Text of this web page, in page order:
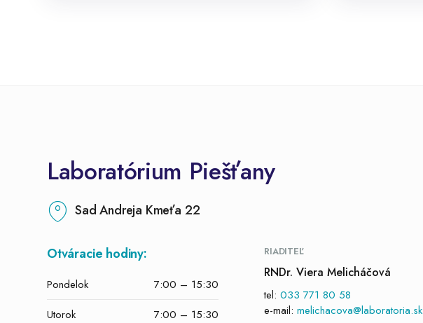
Laboratórium Piešťany
Sad Andreja Kmeťa 22
Otváracie hodiny:
Pondelok
7:00 – 15:30
Utorok
7:00 – 15:30
RIADITEĽ
RNDr. Viera Melicháčová
tel: 033 771 80 58
e-mail: melichacova@laboratoria.sk